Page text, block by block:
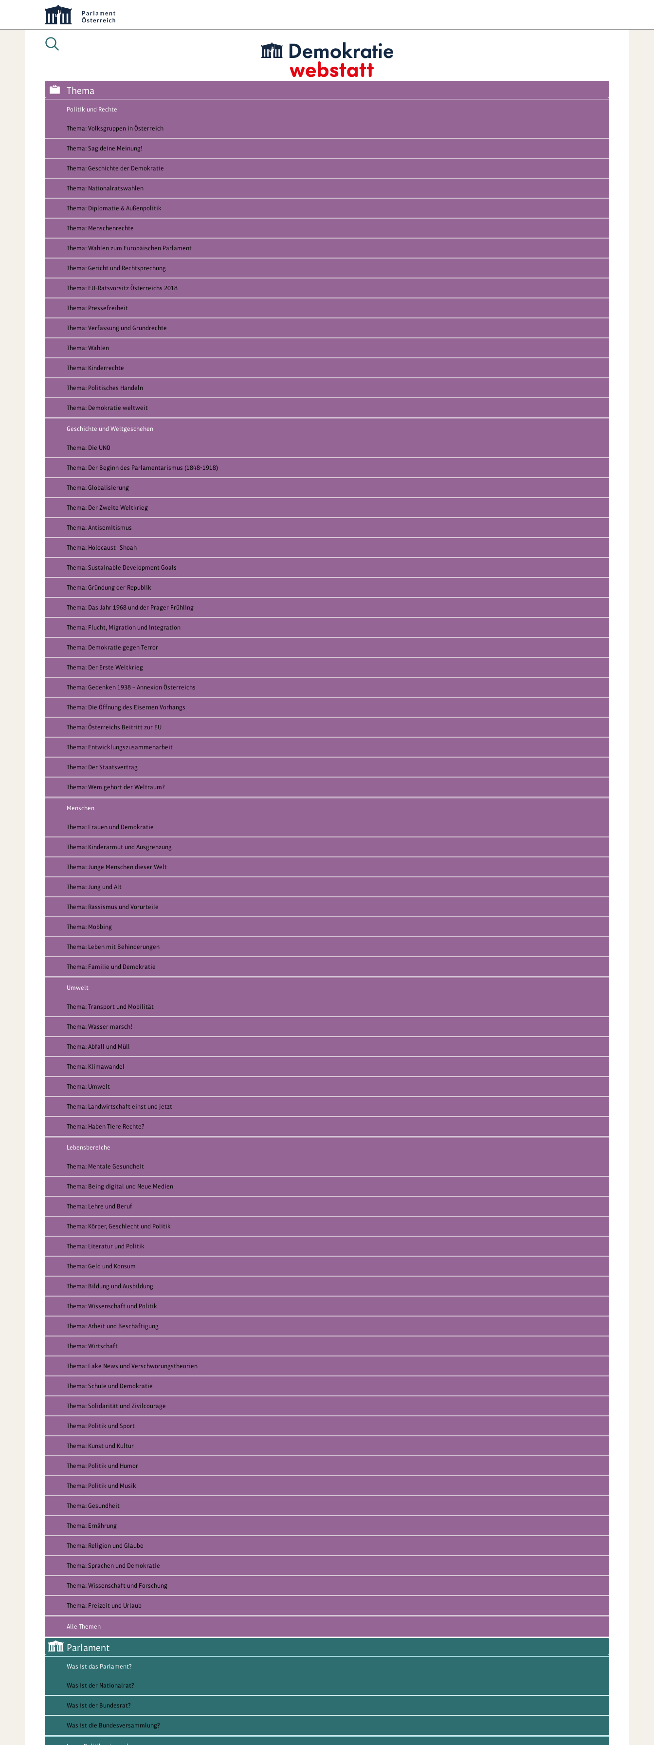
Thema
Politik und Rechte
Thema: Volksgruppen in Österreich
Thema: Sag deine Meinung!
Thema: Geschichte der Demokratie
Thema: Nationalratswahlen
Thema: Diplomatie & Außenpolitik
Thema: Menschenrechte
Thema: Wahlen zum Europäischen Parlament
Thema: Gericht und Rechtsprechung
Thema: EU-Ratsvorsitz Österreichs 2018
Thema: Pressefreiheit
Thema: Verfassung und Grundrechte
Thema: Wahlen
Thema: Kinderrechte
Thema: Politisches Handeln
Thema: Demokratie weltweit
Geschichte und Weltgeschehen
Thema: Die UNO
Thema: Der Beginn des Parlamentarismus (1848-1918)
Thema: Globalisierung
Thema: Der Zweite Weltkrieg
Thema: Antisemitismus
Thema: Holocaust—Shoah
Thema: Sustainable Development Goals
Thema: Gründung der Republik
Thema: Das Jahr 1968 und der Prager Frühling
Thema: Flucht, Migration und Integration
Thema: Demokratie gegen Terror
Thema: Der Erste Weltkrieg
Thema: Gedenken 1938 – Annexion Österreichs
Thema: Die Öffnung des Eisernen Vorhangs
Thema: Österreichs Beitritt zur EU
Thema: Entwicklungszusammenarbeit
Thema: Der Staatsvertrag
Thema: Wem gehört der Weltraum?
Menschen
Thema: Frauen und Demokratie
Thema: Kinderarmut und Ausgrenzung
Thema: Junge Menschen dieser Welt
Thema: Jung und Alt
Thema: Rassismus und Vorurteile
Thema: Mobbing
Thema: Leben mit Behinderungen
Thema: Familie und Demokratie
Umwelt
Thema: Transport und Mobilität
Thema: Wasser marsch!
Thema: Abfall und Müll
Thema: Klimawandel
Thema: Umwelt
Thema: Landwirtschaft einst und jetzt
Thema: Haben Tiere Rechte?
Lebensbereiche
Thema: Mentale Gesundheit
Thema: Being digital und Neue Medien
Thema: Lehre und Beruf
Thema: Körper, Geschlecht und Politik
Thema: Literatur und Politik
Thema: Geld und Konsum
Thema: Bildung und Ausbildung
Thema: Wissenschaft und Politik
Thema: Arbeit und Beschäftigung
Thema: Wirtschaft
Thema: Fake News und Verschwörungstheorien
Thema: Schule und Demokratie
Thema: Solidarität und Zivilcourage
Thema: Politik und Sport
Thema: Kunst und Kultur
Thema: Politik und Humor
Thema: Politik und Musik
Thema: Gesundheit
Thema: Ernährung
Thema: Religion und Glaube
Thema: Sprachen und Demokratie
Thema: Wissenschaft und Forschung
Thema: Freizeit und Urlaub
Alle Themen
Parlament
Was ist das Parlament?
Was ist der Nationalrat?
Was ist der Bundesrat?
Was ist die Bundesversammlung?